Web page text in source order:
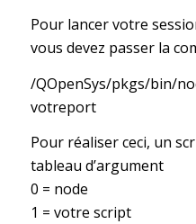
Pour lancer votre
vous devez passer la
/QOpenSys/pkgs/bin/
votreport
Pour réaliser ceci, un
tableau d’argument
0 = node
1 = votre script